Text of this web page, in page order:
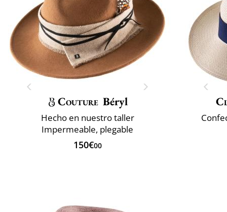
Couture Béryl
Hecho en nuestro taller
Impermeable, plegable
150€00